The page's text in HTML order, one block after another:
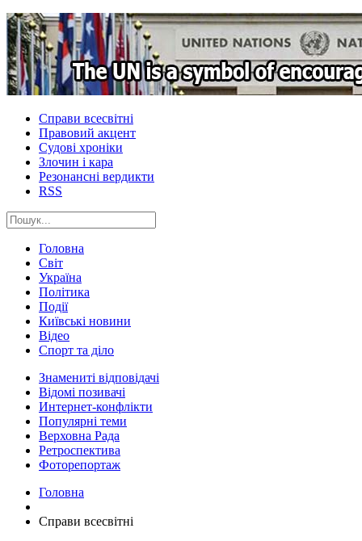
Справи всесвітні
Правовий акцент
Судові хроніки
Злочин і кара
Резонансні вердикти
RSS
Головна
Світ
Україна
Політика
Події
Київські новини
Відео
Спорт та діло
Знамениті відповідачі
Відомі позивачі
Интернет-конфлікти
Популярні теми
Верховна Рада
Ретроспектива
Фоторепортаж
Головна
Справи всесвітні